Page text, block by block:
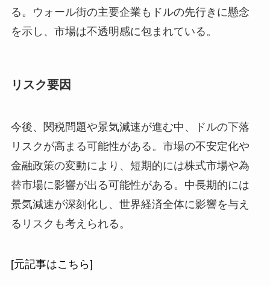
る。ウォール街の主要企業もドルの先行きに懸念
を示し、市場は不透明感に包まれている。
リスク要因
今後、関税問題や景気減速が進む中、ドルの下落
リスクが高まる可能性がある。市場の不安定化や
金融政策の変動により、短期的には株式市場や為
替市場に影響が出る可能性がある。中長期的には
景気減速が深刻化し、世界経済全体に影響を与え
るリスクも考えられる。
[元記事はこちら]